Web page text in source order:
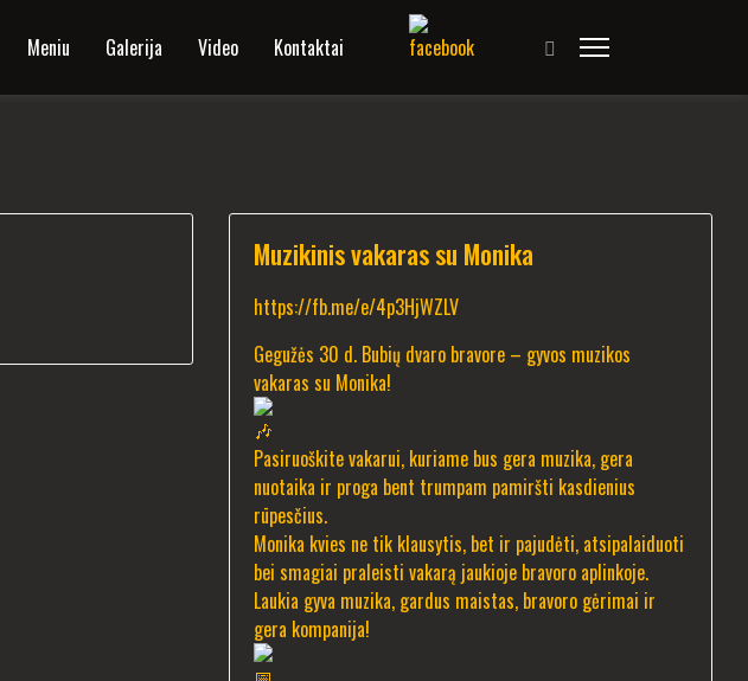
Meniu Galerija Video Kontaktai
Muzikinis vakaras su Monika
https://fb.me/e/4p3HjWZLV
Gegužės 30 d. Bubių dvaro bravore – gyvos muzikos
vakaras su Monika!
Pasiruoškite vakarui, kuriame bus gera muzika, gera
nuotaika ir proga bent trumpam pamiršti kasdienius
rūpesčius.
Monika kvies ne tik klausytis, bet ir pajudėti, atsipalaiduoti
bei smagiai praleisti vakarą jaukioje bravoro aplinkoje.
Laukia gyva muzika, gardus maistas, bravoro gėrimai ir
gera kompanija!